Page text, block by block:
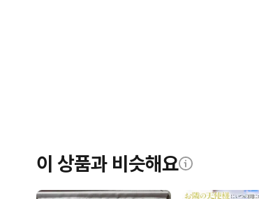
이 상품과 비슷해요